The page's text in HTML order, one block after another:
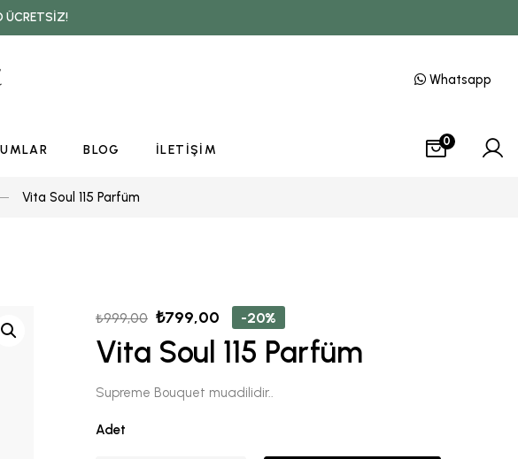
ÜCRETSIZ!
Whatsapp
BLOG İLETIŞIM
0
Vita Soul 115 Parfüm
₺999,00 ₺799,00 -20%
Vita Soul 115 Parfüm
Supreme Bouquet muadilidir..
Adet